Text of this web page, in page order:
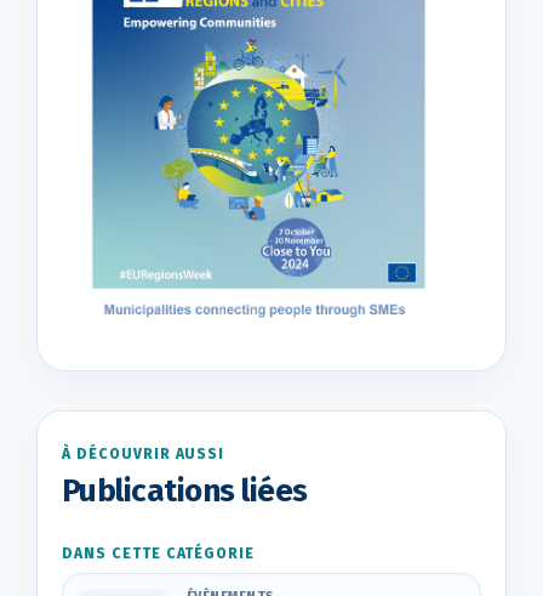
À DÉCOUVRIR AUSSI
Publications liées
DANS CETTE CATÉGORIE